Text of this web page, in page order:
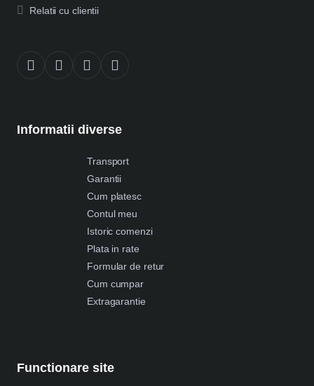
Relatii cu clientii
Informatii diverse
Transport
Garantii
Cum platesc
Contul meu
Istoric comenzi
Plata in rate
Formular de retur
Cum cumpar
Extragarantie
Functionare site